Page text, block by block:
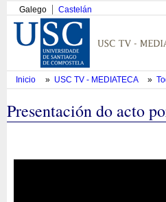
Galego Castelán
Inicio » USC TV - MEDIATECA »
Presentación do acto